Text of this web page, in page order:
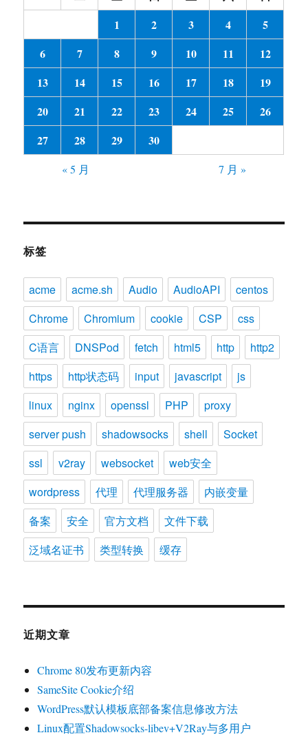
1
2 3 4
5
6
7 8 9 10 11
12
13
14 15 16 17 18
19
20
21 22 23 24 25
26
27
28 29 30
« 5 月 7 月 »
标签
acme acme.sh Audio AudioAPI
centos
Chrome
Chromium cookie CSP
css
C语言
DNSPod fetch html5 http
http2
https
http状态码 input javascript
js
linux
nginx openssl PHP
proxy
server push
shadowsocks shell
Socket
ssl
v2ray websocket
web安全
wordpress
代理 代理服务器
内嵌变量
备案
安全 官方文档
文件下载
泛域名证书
类型转换 缓存
近期文章
Chrome 80发布更新内容
SameSite Cookie介绍
WordPress默认模板底部备案信息修改方法
Linux配置Shadowsocks-libev+V2Ray与多用户